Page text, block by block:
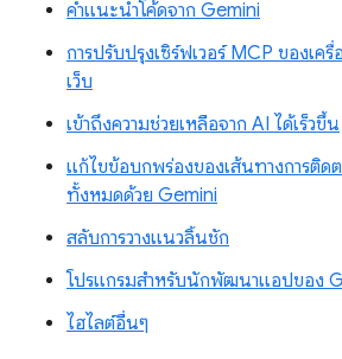
คำแนะนำโค้ดจาก Gemini
การปรับปรุงเซิร์ฟเวอร์ MCP ของเ
เว็บ
เข้าถึงความช่วยเหลือจาก AI ได้เร็วขึ้น
แก้ไขข้อบกพร่องของเส้นทางการติด
ทั้งหมดด้วย Gemini
สลับการวางแนวลิ้นชัก
โปรแกรมสำหรับนักพัฒนาแอปของ
ไฮไลต์อื่นๆ